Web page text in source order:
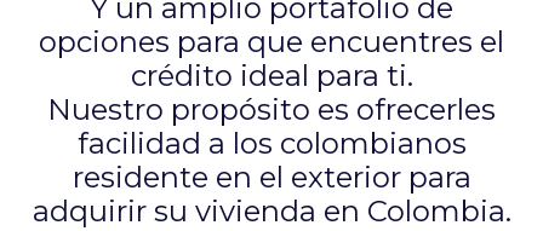
Y un amplio portafolio de
opciones para que encuentres el
crédito ideal para ti.
Nuestro propósito es ofrecerles
facilidad a los colombianos
residente en el exterior para
adquirir su vivienda en Colombia.